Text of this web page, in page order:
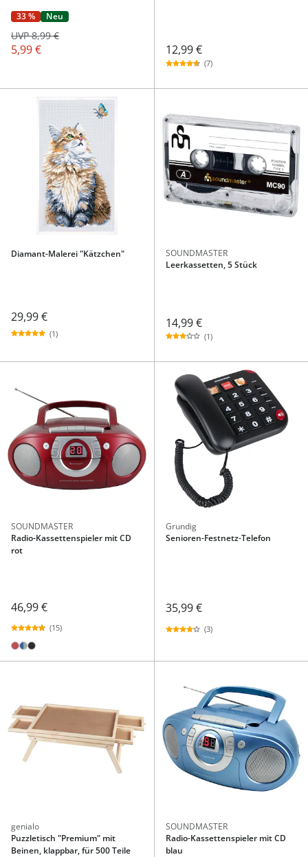
33 % Neu
5,99 €
UVP 8,99 €
12,99 €
(7)
Diamant-Malerei "Kätzchen"
29,99 €
(1)
SOUNDMASTER
Leerkassetten, 5 Stück
14,99 €
(1)
SOUNDMASTER
Radio-Kassettenspieler mit CD
rot
46,99 €
(15)
Grundig
Senioren-Festnetz-Telefon
35,99 €
(3)
genialo
Puzzletisch "Premium" mit
Beinen, klappbar, für 500 Teile
SOUNDMASTER
Radio-Kassettenspieler mit CD
blau